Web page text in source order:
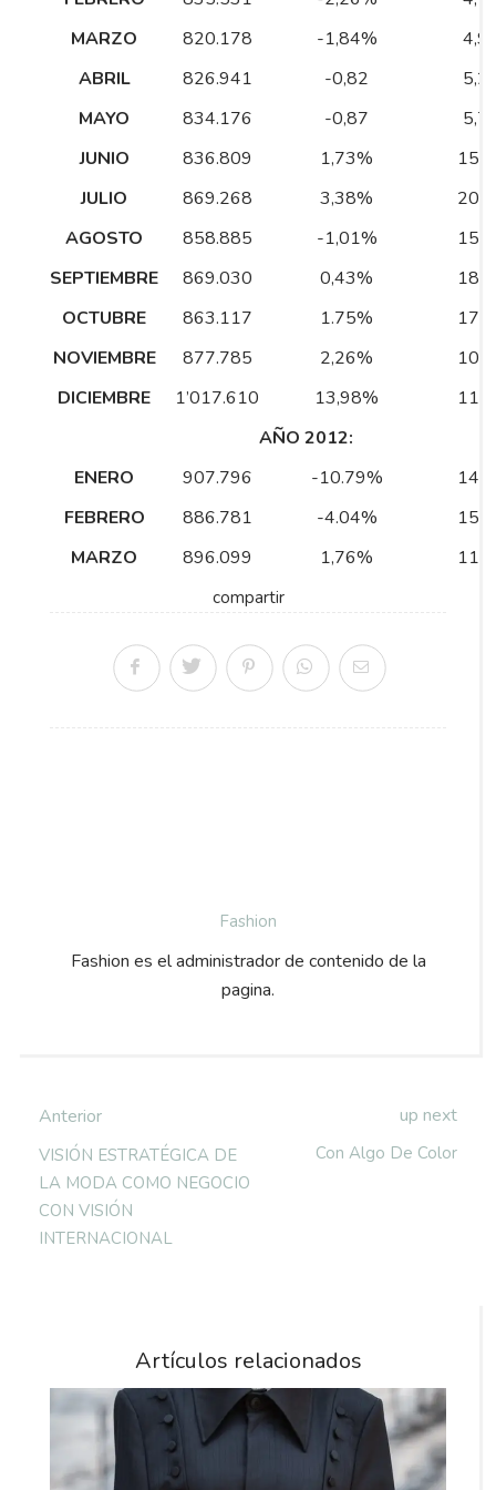
MARZO
820.178 -1,84%
ABRIL
826.941 -0,82
MAYO
834.176 -0,87
JUNIO
836.809 1,73%
JULIO
869.268 3,38%
AGOSTO
858.885 -1,01%
SEPTIEMBRE
869.030 0,43%
OCTUBRE
863.117 1.75%
NOVIEMBRE
877.785 2,26%
DICIEMBRE
1’017.610 13,98%
AÑO 2012:
ENERO
907.796 -10.79%
FEBRERO
886.781 -4.04%
MARZO
896.099 1,76%
compartir
Fashion
Fashion es el administrador de contenido de la
pagina.
Anterior
VISIÓN ESTRATÉGICA DE
LA MODA COMO NEGOCIO
CON VISIÓN
INTERNACIONAL
up next
Con Algo De Color
Artículos relacionados